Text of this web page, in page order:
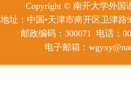
Copyright © 南开大学外国
地址：中国•天津市南开区卫津路
邮政编码：300071
电话：
电子邮箱：